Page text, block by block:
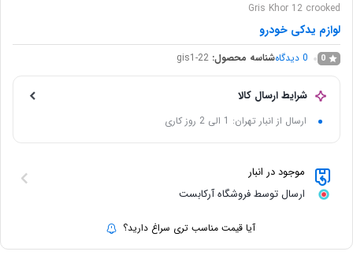
Gris Khor 12 crooked
لوازم یدکی خودرو
0
0 دیدگاهشناسه محصول: gis1-22
شرایط ارسال کالا
ارسال از انبار تهران: 1 الی 2 روز کاری
موجود در انبار
ارسال توسط فروشگاه آرکابست
آیا قیمت مناسب تری سراغ دارید؟